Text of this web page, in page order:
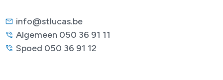
info@stlucas.be
Algemeen 050 36 91 11
Spoed 050 36 91 12